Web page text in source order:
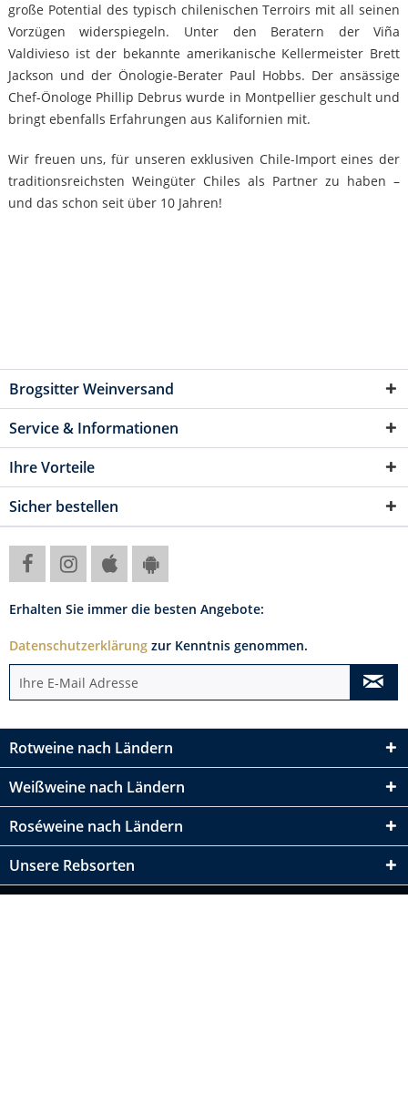
große Potential des typisch chilenischen Terroirs mit all seinen
Vorzügen widerspiegeln. Unter den Beratern der Viña
Valdivieso ist der bekannte amerikanische Kellermeister Brett
Jackson und der Önologie-Berater Paul Hobbs. Der ansässige
Chef-Önologe Phillip Debrus wurde in Montpellier geschult und
bringt ebenfalls Erfahrungen aus Kalifornien mit.
Wir freuen uns, für unseren exklusiven Chile-Import eines der
traditionsreichsten Weingüter Chiles als Partner zu haben –
und das schon seit über 10 Jahren!
Brogsitter Weinversand
Service & Informationen
Ihre Vorteile
Sicher bestellen
Erhalten Sie immer die besten Angebote:
Datenschutzerklärung zur Kenntnis genommen.
Rotweine nach Ländern
Weißweine nach Ländern
Roséweine nach Ländern
Unsere Rebsorten